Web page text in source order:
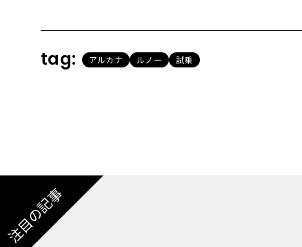
tag: アルカナ ルノー 試乗
注目の記事